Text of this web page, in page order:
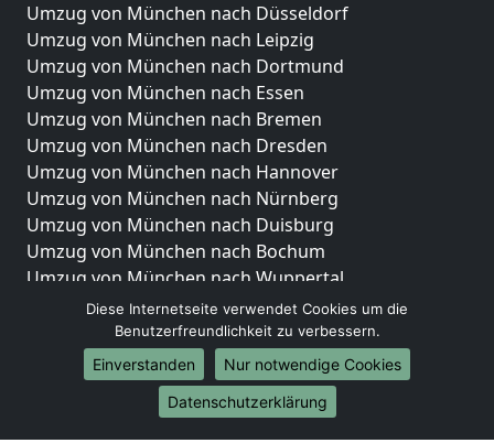
Umzug von München nach Düsseldorf
Umzug von München nach Leipzig
Umzug von München nach Dortmund
Umzug von München nach Essen
Umzug von München nach Bremen
Umzug von München nach Dresden
Umzug von München nach Hannover
Umzug von München nach Nürnberg
Umzug von München nach Duisburg
Umzug von München nach Bochum
Umzug von München nach Wuppertal
Umzug von München nach Bielefeld
Umzug von München nach Bonn
Umzug von München nach Münster
Internationale-Umzüge
Umzug von München nach Brasilien
Diese Internetseite verwendet Cookies um die
Benutzerfreundlichkeit zu verbessern.
Einverstanden
Nur notwendige Cookies
Datenschutzerklärung